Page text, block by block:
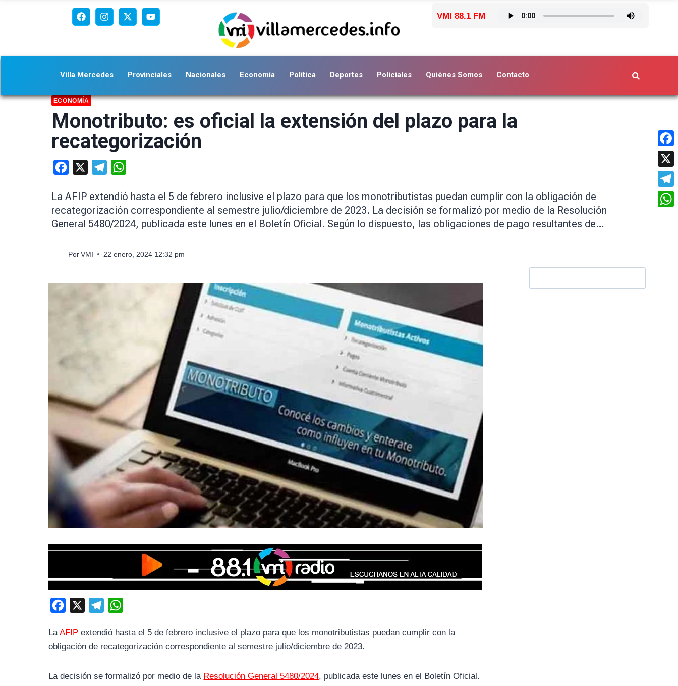
VMI 88.1 FM
Villa Mercedes Provinciales Nacionales Economía Política Deportes Policiales Quiénes Somos Contacto
ECONOMÍA
Monotributo: es oficial la extensión del plazo para la
recategorización
Facebook Telegram
La AFIP extendió hasta el 5 de febrero inclusive el plazo para que los monotributistas puedan cumplir con la obligación de
recategorización correspondiente al semestre julio/diciembre de 2023. La decisión se formalizó por medio de la Resolución
General 5480/2024, publicada este lunes en el Boletín Oficial. Según lo dispuesto, las obligaciones de pago resultantes de…
Por VMI 22 enero, 2024 12:32 pm
c
e
o
l
e
r
a
t
A
LaAFIP extendió hasta el 5 de febrero inclusive el plazo para que los monotributistas puedan cumplir con la
obligación de recategorización correspondiente al semestre julio/diciembre de 2023.
La decisión se formalizó por medio de la Resolución General 5480/2024, publicada este lunes en el Boletín Oficial.
X